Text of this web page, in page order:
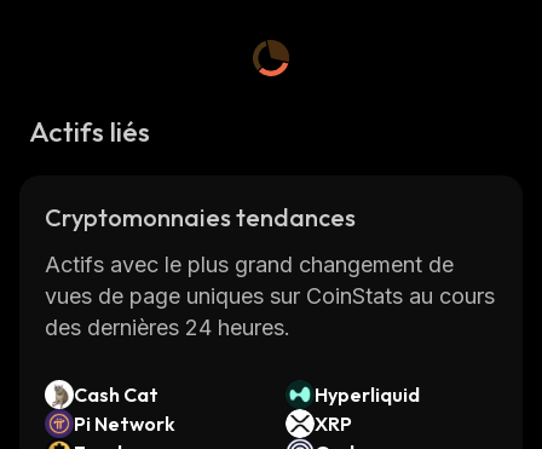
Actifs liés
Cryptomonnaies tendances
Actifs avec le plus grand changement de
vues de page uniques sur CoinStats au cours
des dernières 24 heures.
Cash Cat
Hyperliquid
Pi Network
XRP